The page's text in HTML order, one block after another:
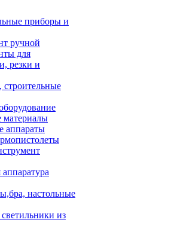
приборы и
ручной
для
резки и
материалы
аппараты
настольные
из